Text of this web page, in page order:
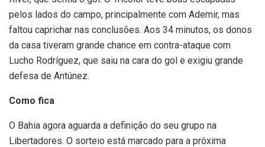
pelos lados do campo, principalmente com Ademir, mas
faltou caprichar nas conclusões. Aos 34 minutos, os donos
da casa tiveram grande chance em contra-ataque com
Lucho Rodríguez, que saiu na cara do gol e exigiu grande
defesa de Antúnez.
Como fica
O Bahia agora aguarda a definição do seu grupo na
Libertadores. O sorteio está marcado para a próxima